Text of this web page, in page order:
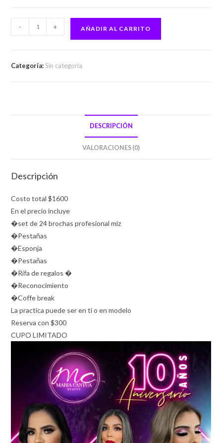
- + AÑADIR AL CARRITO
Categoría:Sin categoría
DESCRIPCIÓN
VALORACIONES (0)
Descripción
Costo total $1600
En el precio incluye
�set de 24 brochas profesional miz
�Pestañas
�Esponja
�Pestañas
�Rifa de regalos �
�Reconocimiento
�Coffe break
La practica puede ser en ti o en modelo
Reserva con $300
CUPO LIMITADO